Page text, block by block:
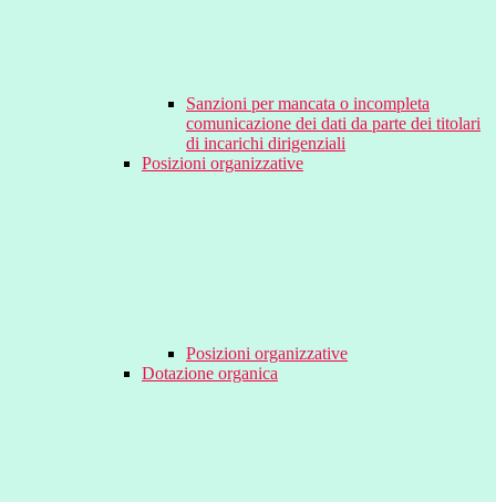
Sanzioni per mancata o incompleta
comunicazione dei dati da parte dei titolari
di incarichi dirigenziali
Posizioni organizzative
Posizioni organizzative
Dotazione organica